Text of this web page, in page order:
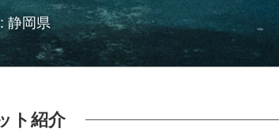
静岡県
ト紹介